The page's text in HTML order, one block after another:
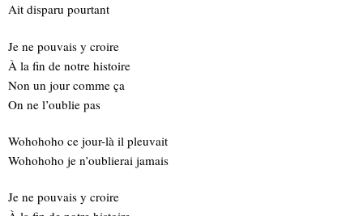
Ait disparu pourtant
Je ne pouvais y croire
À la fin de notre histoire
Non un jour comme ça
On ne l’oublie pas
Wohohoho ce jour-là il pleuvait
Wohohoho je n’oublierai jamais
Je ne pouvais y croire